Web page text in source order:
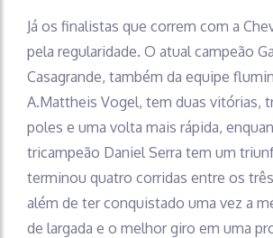
Já os finalistas que correm com a
pela regularidade. O atual campeão
Casagrande, também da equipe
A.Mattheis Vogel, tem duas vitórias,
poles e uma volta mais rápida,
tricampeão Daniel Serra tem um
terminou quatro corridas entre os
além de ter conquistado uma vez a
de largada e o melhor giro em uma